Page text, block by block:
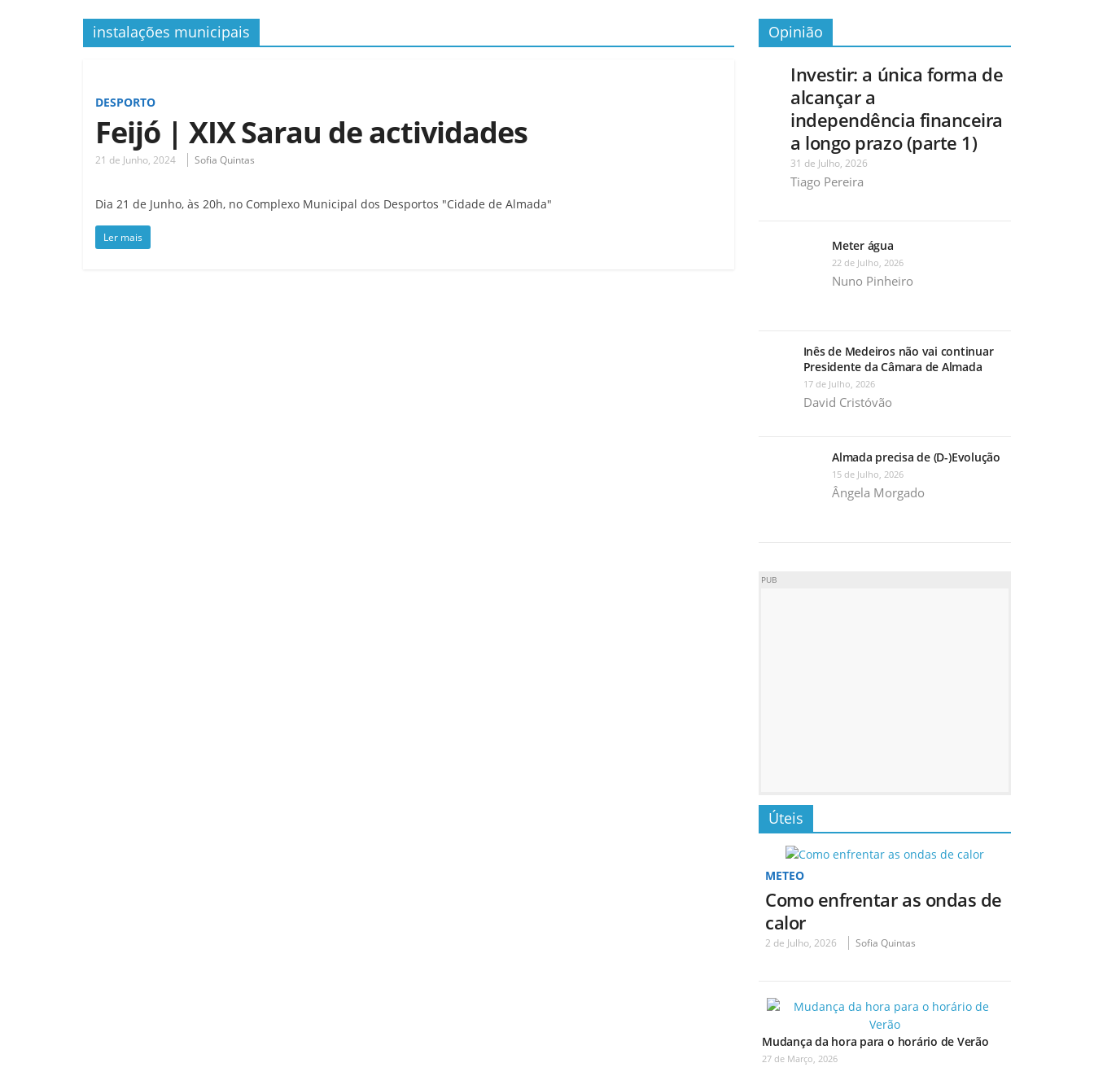
instalações municipais
DESPORTO
Feijó | XIX Sarau de actividades
21 de Junho, 2024 Sofia Quintas
Dia 21 de Junho, às 20h, no Complexo Municipal dos Desportos "Cidade de Almada"
Ler mais
Opinião
Investir: a única forma de
alcançar a
independência financeira
a longo prazo (parte 1)
31 de Julho, 2026
Tiago Pereira
Meter água
22 de Julho, 2026
Nuno Pinheiro
Inês de Medeiros não vai continuar
Presidente da Câmara de Almada
17 de Julho, 2026
David Cristóvão
Almada precisa de (D-)Evolução
15 de Julho, 2026
Ângela Morgado
PUB
Úteis
METEO
Como enfrentar as ondas de
calor
2 de Julho, 2026 Sofia Quintas
Mudança da hora para o horário de Verão
27 de Março, 2026